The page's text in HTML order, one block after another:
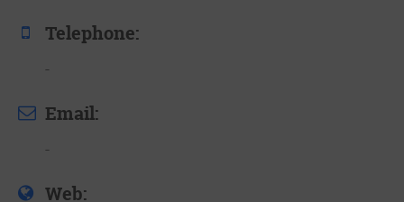
Telephone:
-
Email:
-
Web: